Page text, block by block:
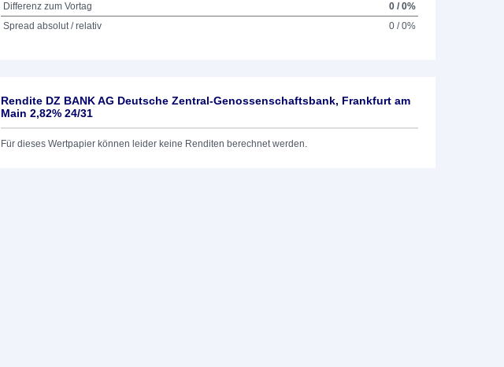
Differenz zum Vortag
0 / 0%
Spread absolut / relativ
0 / 0%
Rendite DZ BANK AG Deutsche Zentral-Genossenschaftsbank, Frankfurt am
Main 2,82% 24/31
Für dieses Wertpapier können leider keine Renditen berechnet werden.